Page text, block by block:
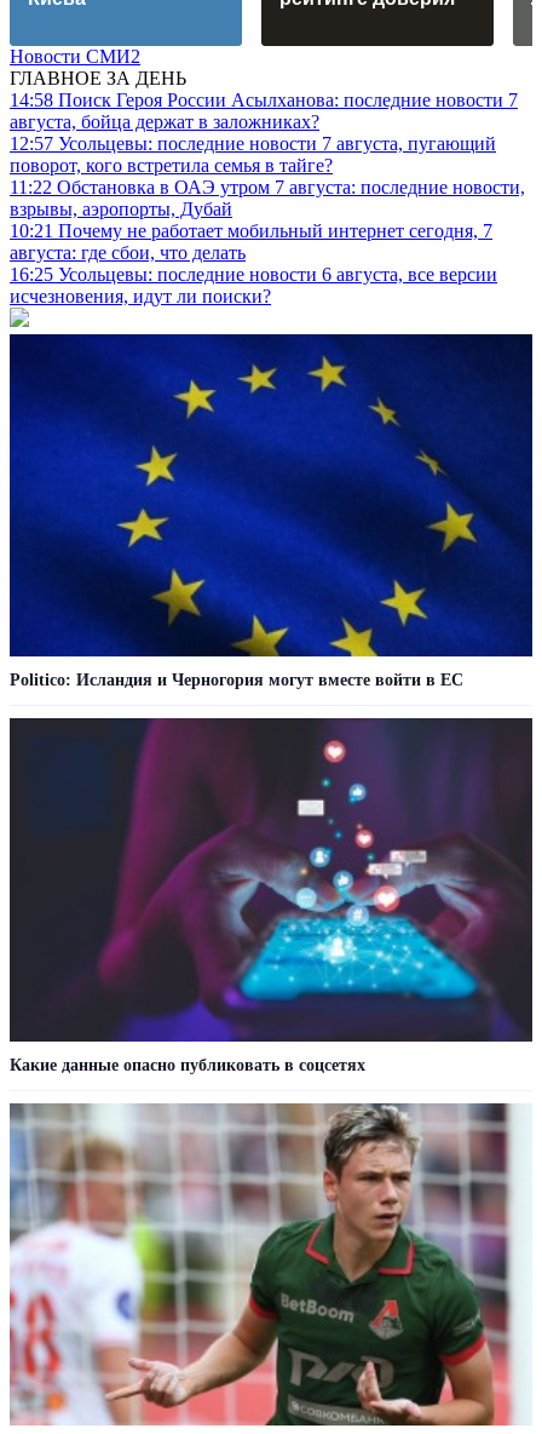
Новости СМИ2
ГЛАВНОЕ ЗА ДЕНЬ
14:58 Поиск Героя России Асылханова: последние новости 7
августа, бойца держат в заложниках?
12:57 Усольцевы: последние новости 7 августа, пугающий
поворот, кого встретила семья в тайге?
11:22 Обстановка в ОАЭ утром 7 августа: последние новости,
взрывы, аэропорты, Дубай
10:21 Почему не работает мобильный интернет сегодня, 7
августа: где сбои, что делать
16:25 Усольцевы: последние новости 6 августа, все версии
исчезновения, идут ли поиски?
Politico: Исландия и Черногория могут вместе войти в ЕС
Какие данные опасно публиковать в соцсетях